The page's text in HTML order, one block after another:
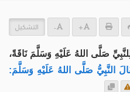
+
- التشكيل
صَلَّى اللهُ عَلَيْهِ وَسَلَّمَ نَاقَةً،
النَّبِيُّ صَلَّى اللهُ عَلَيْهِ وَسَلَّمَ: